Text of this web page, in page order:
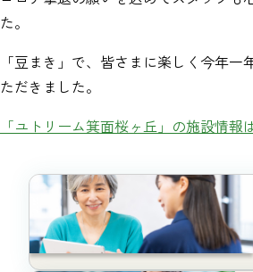
た。
「豆まき」で、皆さまに楽しく今年一
ただきました。
「ユトリーム箕面桜ヶ丘」の施設情